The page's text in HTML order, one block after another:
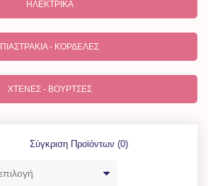
ΗΛΕΚΤΡΙΚΆ
ΠΙΑΣΤΡΆΚΙΑ - ΚΟΡΔΈΛΕΣ
ΧΤΈΝΕΣ - ΒΟΎΡΤΣΕΣ
Σύγκριση Προϊόντων (0)